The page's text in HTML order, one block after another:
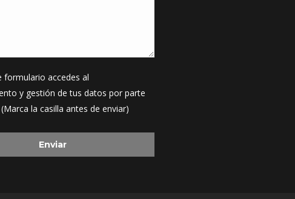
formulario accedes al
y gestión de tus datos por parte
la casilla antes de enviar)